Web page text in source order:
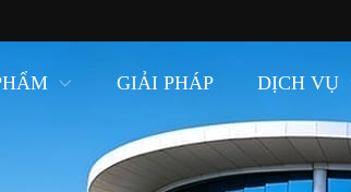
GIẢI PHÁP DỊCH VỤ